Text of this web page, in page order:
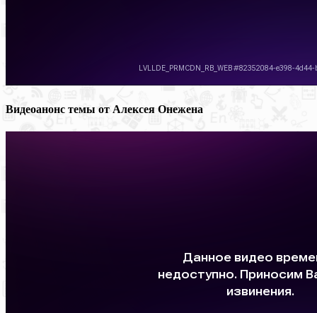
Видеоанонс темы от Алексея Онежена